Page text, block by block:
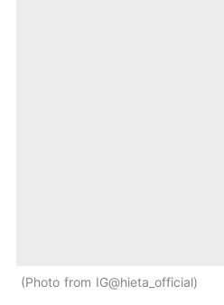
Photo from IG@hieta_official